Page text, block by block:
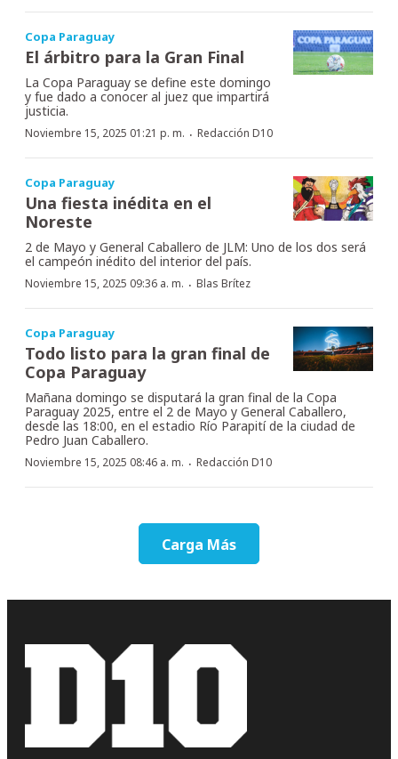
Copa Paraguay
El árbitro para la Gran Final
La Copa Paraguay se define este domingo
y fue dado a conocer al juez que impartirá
justicia.
Noviembre 15, 2025 01:21 p. m. · Redacción D10
Copa Paraguay
Una fiesta inédita en el
Noreste
2 de Mayo y General Caballero de JLM: Uno de los dos será
el campeón inédito del interior del país.
Noviembre 15, 2025 09:36 a. m. · Blas Brítez
Copa Paraguay
Todo listo para la gran final de
Copa Paraguay
Mañana domingo se disputará la gran final de la Copa
Paraguay 2025, entre el 2 de Mayo y General Caballero,
desde las 18:00, en el estadio Río Parapití de la ciudad de
Pedro Juan Caballero.
Noviembre 15, 2025 08:46 a. m. · Redacción D10
Carga Más